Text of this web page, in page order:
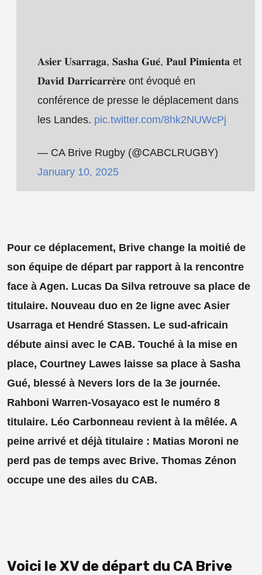
𝐀𝐬𝐢𝐞𝐫 𝐔𝐬𝐚𝐫𝐫𝐚𝐠𝐚, 𝐒𝐚𝐬𝐡𝐚 𝐆𝐮𝐞́, 𝐏𝐚𝐮𝐥 𝐏𝐢𝐦𝐢𝐞𝐧𝐭𝐚 et
𝐃𝐚𝐯𝐢𝐝 𝐃𝐚𝐫𝐫𝐢𝐜𝐚𝐫𝐫𝐞̀𝐫𝐞 ont évoqué en
conférence de presse le déplacement dans
les Landes. pic.twitter.com/8hk2NUWcPj
— CA Brive Rugby (@CABCLRUGBY)
January 10, 2025
Pour ce déplacement, Brive change la moitié de
son équipe de départ par rapport à la rencontre
face à Agen. Lucas Da Silva retrouve sa place de
titulaire. Nouveau duo en 2e ligne avec Asier
Usarraga et Hendré Stassen. Le sud-africain
débute ainsi avec le CAB. Touché à la mise en
place, Courtney Lawes laisse sa place à Sasha
Gué, blessé à Nevers lors de la 3e journée.
Rahboni Warren-Vosayaco est le numéro 8
titulaire. Léo Carbonneau revient à la mêlée. A
peine arrivé et déjà titulaire : Matias Moroni ne
perd pas de temps avec Brive. Thomas Zénon
occupe une des ailes du CAB.
Voici le XV de départ du CA Brive